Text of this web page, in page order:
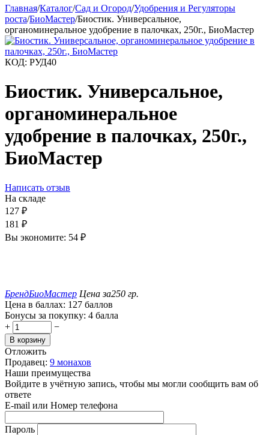
Главная/Каталог/Сад и Огород/Удобрения и Регуляторы
роста/БиоМастер/Биостик. Универсальное,
органоминеральное удобрение в палочках, 250г., БиоМастер
КОД: РУД40
Биостик. Универсальное,
органоминеральное
удобрение в палочках, 250г.,
БиоМастер
Написать отзыв
На складе
127 ₽
181 ₽
Вы экономите: 54 ₽
БрендБиоМастер Цена за250 гр.
Цена в баллах: 127 баллов
Бонусы за покупку: 4 балла
+
−
В корзину
Отложить
Продавец: 9 монахов
Наши преимущества
Войдите в учётную запись, чтобы мы могли сообщить вам об
ответе
E-mail или Номер телефона
Пароль